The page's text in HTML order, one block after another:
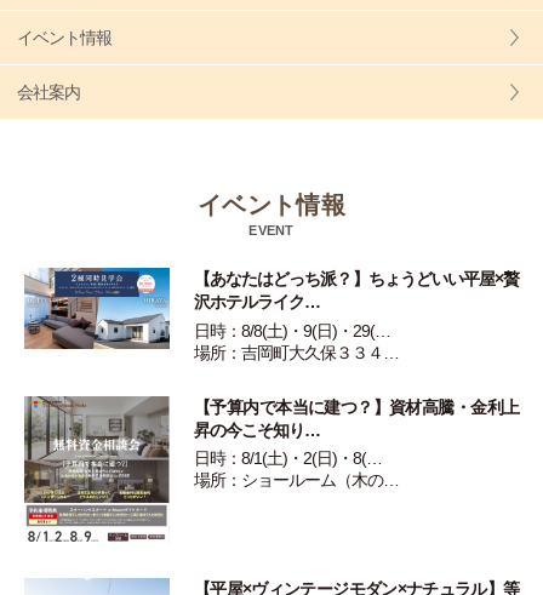
イベント情報
会社案内
イベント情報
EVENT
【あなたはどっち派？】ちょうどいい平屋×贅
沢ホテルライク…
日時：8/8(土)・9(日)・29(…
場所：吉岡町大久保３３４…
【予算内で本当に建つ？】資材高騰・金利上
昇の今こそ知り…
日時：8/1(土)・2(日)・8(…
場所：ショールーム（木の…
【平屋×ヴィンテージモダン×ナチュラル】等